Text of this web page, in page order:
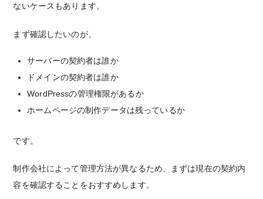
ないケースもあります。
まず確認したいのが、
サーバーの契約者は誰か
ドメインの契約者は誰か
WordPressの管理権限があるか
ホームページの制作データは残っているか
です。
制作会社によって管理方法が異なるため、まずは現在の契約内
容を確認することをおすすめします。